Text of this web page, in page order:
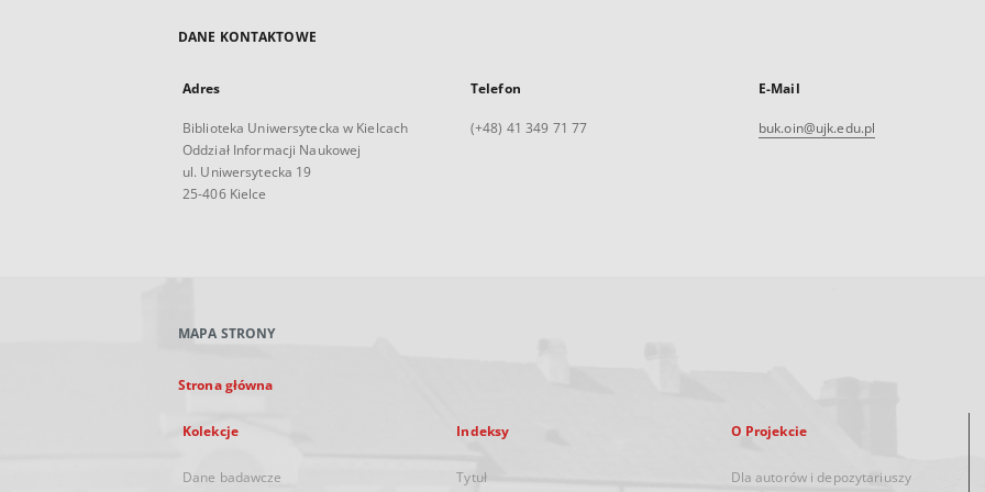
DANE KONTAKTOWE
Adres
Biblioteka Uniwersytecka w Kielcach
Oddział Informacji Naukowej
ul. Uniwersytecka 19
25-406 Kielce
Telefon
(+48) 41 349 71 77
E-Mail
buk.oin@ujk.edu.pl
MAPA STRONY
Strona główna
Kolekcje
Dane badawcze
Indeksy
Tytuł
O Projekcie
Dla autorów i depozytariuszy